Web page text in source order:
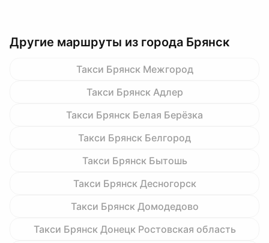
Другие маршруты из города Брянск
Такси Брянск Межгород
Такси Брянск Адлер
Такси Брянск Белая Берёзка
Такси Брянск Белгород
Такси Брянск Бытошь
Такси Брянск Десногорск
Такси Брянск Домодедово
Такси Брянск Донецк Ростовская область